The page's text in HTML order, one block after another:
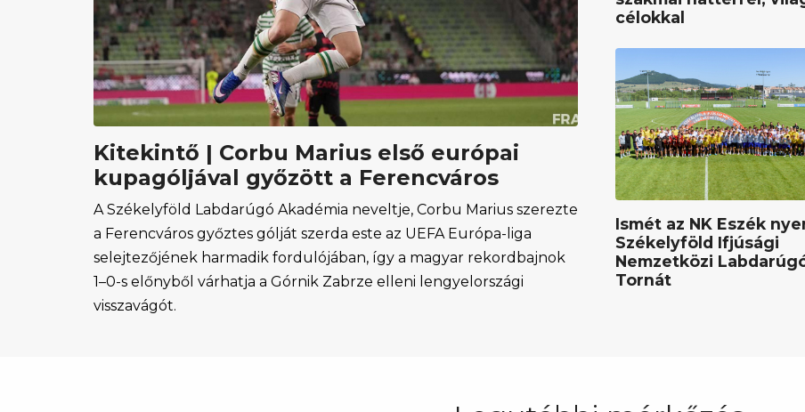
Kitekintő | Corbu Marius első európai
kupagóljával győzött a Ferencváros
A Székelyföld Labdarúgó Akadémia neveltje, Corbu Marius szerezte
a Ferencváros győztes gólját szerda este az UEFA Európa-liga
selejtezőjének harmadik fordulójában, így a magyar rekordbajnok
1–0-s előnyből várhatja a Górnik Zabrze elleni lengyelországi
visszavágót.
célokkal
Ismét az NK Eszék
Székelyföld Ifjúsági
Nemzetközi
Tornát